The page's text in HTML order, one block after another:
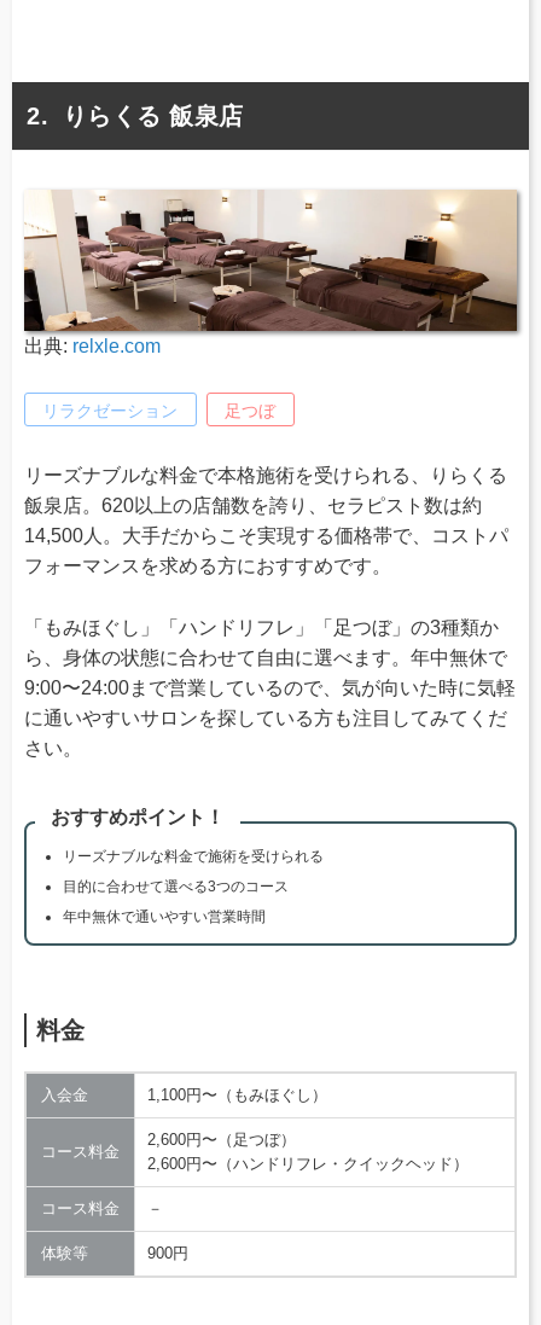
りらくる 飯泉店
出典: relxle.com
リラクゼーション 足つぼ
リーズナブルな料金で本格施術を受けられる、りらくる
飯泉店。620以上の店舗数を誇り、セラピスト数は約
14,500人。大手だからこそ実現する価格帯で、コストパ
フォーマンスを求める方におすすめです。
「もみほぐし」「ハンドリフレ」「足つぼ」の3種類か
ら、身体の状態に合わせて自由に選べます。年中無休で
9:00〜24:00まで営業しているので、気が向いた時に気軽
に通いやすいサロンを探している方も注目してみてくだ
さい。
おすすめポイント！
リーズナブルな料金で施術を受けられる
目的に合わせて選べる3つのコース
年中無休で通いやすい営業時間
料金
入会金 1,100円〜（もみほぐし）
コース料金
2,600円〜（足つぼ）
2,600円〜（ハンドリフレ・クイックヘッド）
コース料金 －
体験等 900円